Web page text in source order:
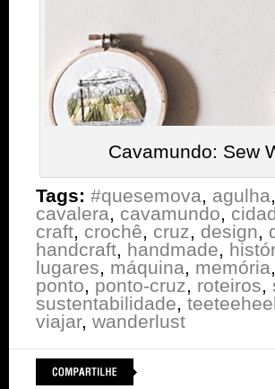
Cavamundo: Sew
Tags: #quesemova, agulha,
cavalera, cavamundo,
craft, crochê, cruz, design,
handcraft, handmade,
lugares, máquina, memória,
ponto, ponto-cruz, roteiros,
sustentabilidade,
viajar, wanderlust